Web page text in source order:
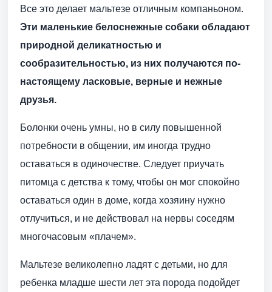
Все это делает мальтезе отличным компаньоном.
Эти маленькие белоснежные собаки обладают
природной деликатностью и
сообразительностью, из них получаются по-
настоящему ласковые, верные и нежные
друзья.
Болонки очень умны, но в силу повышенной
потребности в общении, им иногда трудно
оставаться в одиночестве. Следует приучать
питомца с детства к тому, чтобы он мог спокойно
оставаться один в доме, когда хозяину нужно
отлучиться, и не действовал на нервы соседям
многочасовым «плачем».
Мальтезе великолепно ладят с детьми, но для
ребенка младше шести лет эта порода подойдет